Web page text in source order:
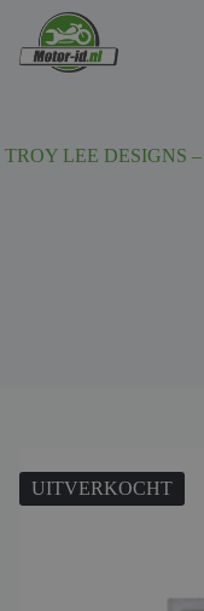
TROY LEE DESIGNS
UITVERKOCHT